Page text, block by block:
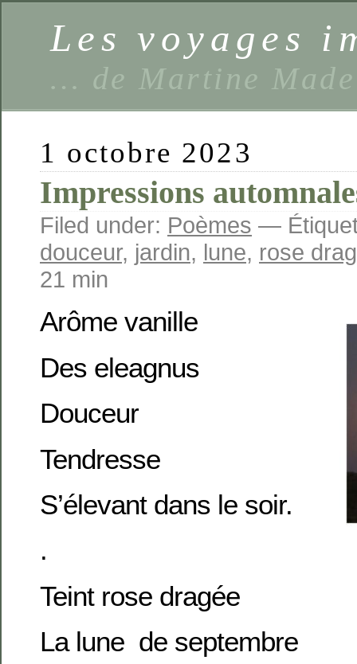
Les voyages
… de Martine
1 octobre 2023
Impressions
Filed under: Poèmes —
douceur, jardin, lune, rose
21 min
Arôme vanille
Des eleagnus
Douceur
Tendresse
S’élevant dans le soir.
.
Teint rose dragée
La lune de septembre